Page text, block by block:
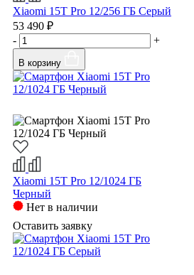
Xiaomi 15T Pro 12/256 ГБ Серый
53 490 ₽
-
+
В корзину
Xiaomi 15T Pro 12/1024 ГБ
Черный
Нет в наличии
Оставить заявку